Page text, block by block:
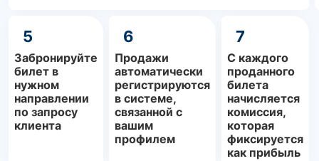
5
Забронируйте
билет в
нужном
направлении
по запросу
клиента
6
Продажи
автоматически
регистрируются
в системе,
связанной с
вашим
профилем
7
С каждого
проданного
билета
начисляется
комиссия,
которая
фиксируется
как прибыль